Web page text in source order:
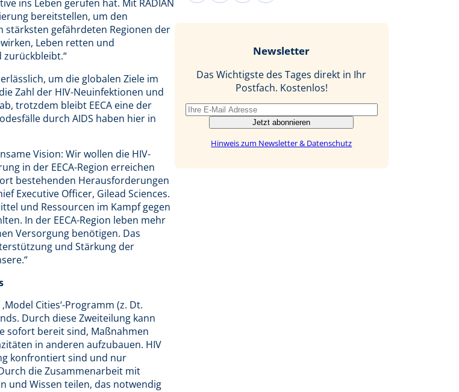
ins Leben gerufen hat. Mit RADIAN
bereitstellen, um den
stärksten gefährdeten Regionen der
Leben retten und
zurückbleibt.“
um die globalen Ziele im
Zahl der HIV-Neuinfektionen und
trotzdem bleibt EECA eine der
durch AIDS haben hier in
Vision: Wir wollen die HIV-
in der EECA-Region erreichen
bestehenden Herausforderungen
Executive Officer, Gilead Sciences.
und Ressourcen im Kampf gegen
In der EECA-Region leben mehr
Versorgung benötigen. Das
und Stärkung der
Cities‘-Programm (z. Dt.
Durch diese Zweiteilung kann
sofort bereit sind, Maßnahmen
in anderen aufzubauen. HIV
konfrontiert sind und nur
die Zusammenarbeit mit
und Wissen teilen, das notwendig
n
l
Newsletter
Das Wichtigste des Tages direkt in Ihr
Postfach. Kostenlos!
Jetzt abonnieren
Hinweis zum Newsletter & Datenschutz